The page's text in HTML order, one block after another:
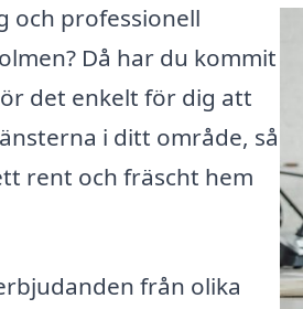
och professionell
Då har du kommit
det enkelt för dig att
i ditt område, så
rent och fräscht hem
från olika